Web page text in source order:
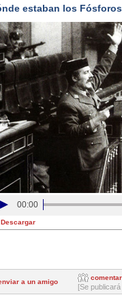
estaban los
00:00
Descargar
a un amigo
comentar
[Se